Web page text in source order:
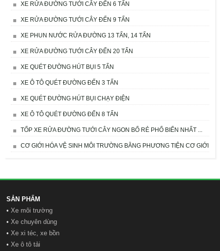
XE RỬA ĐƯỜNG TƯỚI CÂY ĐẾN 6 TẤN
XE RỬA ĐƯỜNG TƯỚI CÂY ĐẾN 9 TẤN
XE PHUN NƯỚC RỬA ĐƯỜNG 13 TẤN, 14 TẤN
XE RỬA ĐƯỜNG TƯỚI CÂY ĐẾN 20 TẤN
XE QUÉT ĐƯỜNG HÚT BỤI 5 TẤN
XE Ô TÔ QUÉT ĐƯỜNG ĐẾN 3 TẤN
XE QUÉT ĐƯỜNG HÚT BỤI CHẠY ĐIỆN
XE Ô TÔ QUÉT ĐƯỜNG ĐẾN 8 TẤN
TỐP XE RỬA ĐƯỜNG TƯỚI CÂY NGON BỔ RẺ PHỔ BIẾN NHẤT ...
CƠ GIỚI HÓA VỆ SINH MÔI TRƯỜNG BẰNG PHƯƠNG TIỆN CƠ GIỚI
SẢN PHẨM
•Xe môi trường
•Xe chuyên dùng
•Xe xi téc, xe bồn
•Xe ô tô tải